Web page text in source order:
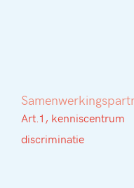
Art.1, kenniscentrum
discriminatie